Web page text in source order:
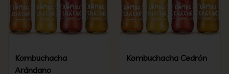
Kombuchacha
Arándano
Kombuchacha Cedrón